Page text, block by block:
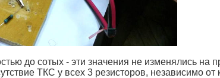
до сотых - эти значения не изменялись на
ТКС у всех 3 резисторов, независимо от